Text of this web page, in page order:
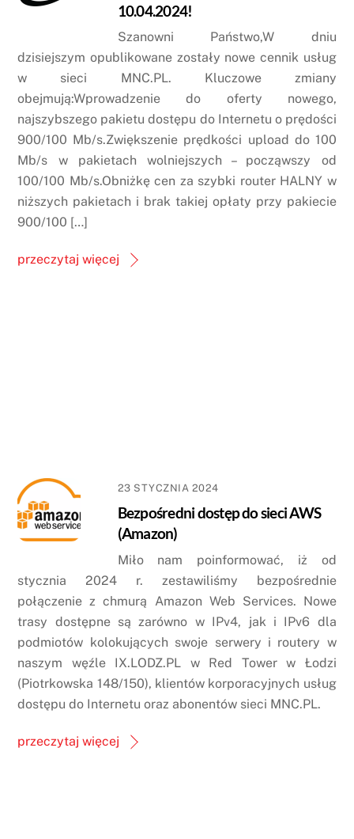
10.04.2024!
Szanowni Państwo,W dniu
dzisiejszym opublikowane zostały nowe cennik usług
w sieci MNC.PL. Kluczowe zmiany
obejmują:Wprowadzenie do oferty nowego,
najszybszego pakietu dostępu do Internetu o prędości
900/100 Mb/s.Zwiększenie prędkości upload do 100
Mb/s w pakietach wolniejszych – począwszy od
100/100 Mb/s.Obniżkę cen za szybki router HALNY w
niższych pakietach i brak takiej opłaty przy pakiecie
900/100 […]
przeczytaj więcej
23 STYCZNIA 2024
Bezpośredni dostęp do sieci AWS
(Amazon)
Miło nam poinformować, iż od
stycznia 2024 r. zestawiliśmy bezpośrednie
połączenie z chmurą Amazon Web Services. Nowe
trasy dostępne są zarówno w IPv4, jak i IPv6 dla
podmiotów kolokujących swoje serwery i routery w
naszym węźle IX.LODZ.PL w Red Tower w Łodzi
(Piotrkowska 148/150), klientów korporacyjnych usług
dostępu do Internetu oraz abonentów sieci MNC.PL.
przeczytaj więcej